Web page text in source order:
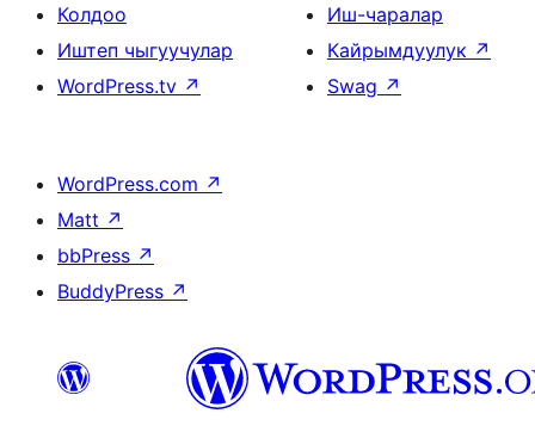
Колдоо
Иштеп чыгуучулар
WordPress.tv ↗
Иш-чаралар
Кайрымдуулук ↗
Swag ↗
WordPress.com ↗
Matt ↗
bbPress ↗
BuddyPress ↗